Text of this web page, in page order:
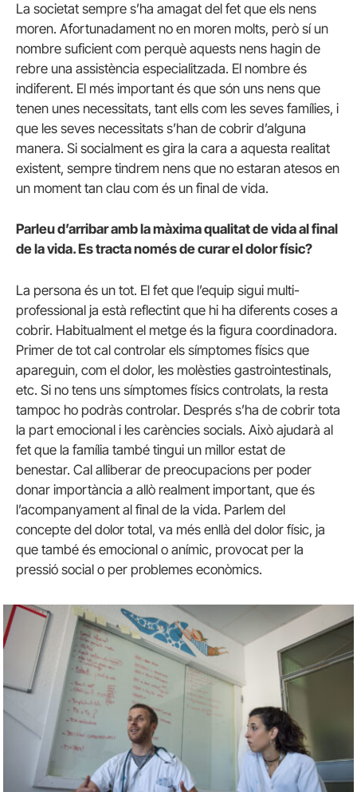
La societat sempre s’ha amagat del fet que els nens
moren. Afortunadament no en moren molts, però sí un
nombre suficient com perquè aquests nens hagin de
rebre una assistència especialitzada. El nombre és
indiferent. El més important és que són uns nens que
tenen unes necessitats, tant ells com les seves famílies, i
que les seves necessitats s’han de cobrir d’alguna
manera. Si socialment es gira la cara a aquesta realitat
existent, sempre tindrem nens que no estaran atesos en
un moment tan clau com és un final de vida.
Parleu d’arribar amb la màxima qualitat de vida al final
de la vida. Es tracta només de curar el dolor físic?
La persona és un tot. El fet que l’equip sigui multi-
professional ja està reflectint que hi ha diferents coses a
cobrir. Habitualment el metge és la figura coordinadora.
Primer de tot cal controlar els símptomes físics que
apareguin, com el dolor, les molèsties gastrointestinals,
etc. Si no tens uns símptomes físics controlats, la resta
tampoc ho podràs controlar. Després s’ha de cobrir tota
la part emocional i les carències socials. Això ajudarà al
fet que la família també tingui un millor estat de
benestar. Cal alliberar de preocupacions per poder
donar importància a allò realment important, que és
l’acompanyament al final de la vida. Parlem del
concepte del dolor total, va més enllà del dolor físic, ja
que també és emocional o anímic, provocat per la
pressió social o per problemes econòmics.